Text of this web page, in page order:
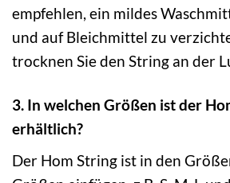
empfehlen, ein mildes
und auf Bleichmittel zu
trocknen Sie den String an der
3. In welchen Größen ist der
erhältlich?
Der Hom String ist in den